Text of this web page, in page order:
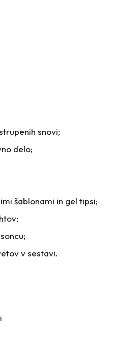
snovi;
delo;
šablonami in gel tipsi;
v sestavi.